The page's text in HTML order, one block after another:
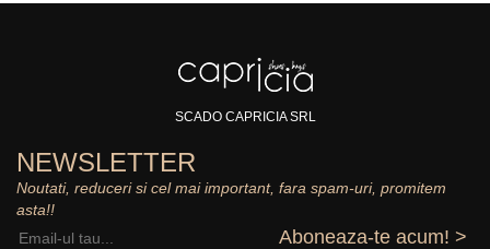
SCADO CAPRICIA SRL
NEWSLETTER
Noutati, reduceri si cel mai important, fara spam-uri, promitem
asta!!
Aboneaza-te acum! >